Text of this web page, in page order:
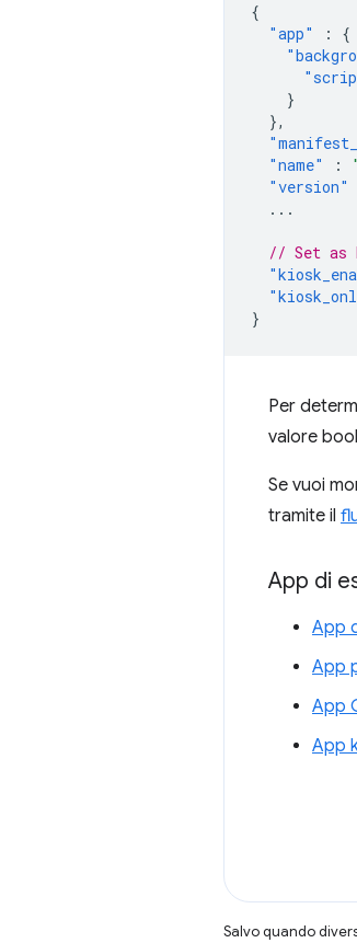
{
"app"
:
{
}
},
"name"
:
"version"
...
// Set as
}
Per
valore
Se vuoi
tramite il
App di
App
App
App
App
Salvo quando